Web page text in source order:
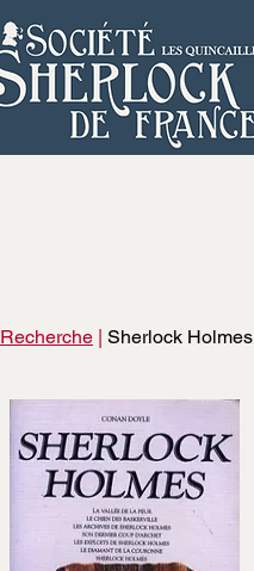
Recherche | Sherlock Holmes